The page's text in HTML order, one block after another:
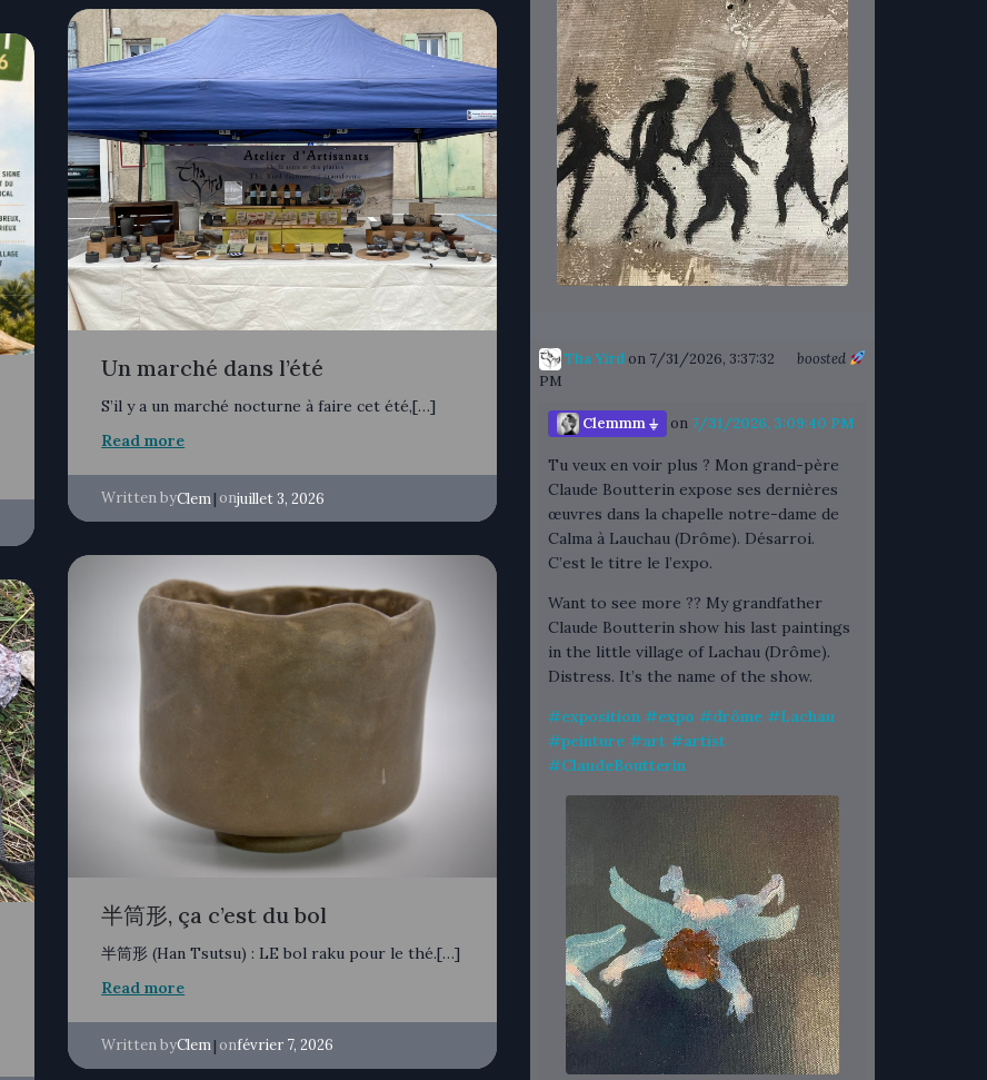
Un marché dans l’été
S’il y a un marché nocturne à faire cet été,[…]
Read more
Written byClem| onjuillet 3, 2026
半筒形, ça c’est du bol
半筒形 (Han Tsutsu) : LE bol raku pour le thé.[…]
Read more
Written byClem| onfévrier 7, 2026
boosted
Tha Yird on 7/31/2026, 3:37:32
PM
Clemmm ⏚ on 7/31/2026, 3:09:40 PM
Tu veux en voir plus ? Mon grand-père
Claude Boutterin expose ses dernières
œuvres dans la chapelle notre-dame de
Calma à Lauchau (Drôme). Désarroi.
C’est le titre le l’expo.
Want to see more ?? My grandfather
Claude Boutterin show his last paintings
in the little village of Lachau (Drôme).
Distress. It’s the name of the show.
#exposition #expo #drôme #Lachau
#peinture #art #artist
#ClaudeBoutterin